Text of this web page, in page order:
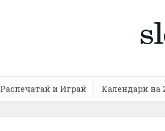
Распечатай и Играй Календари на